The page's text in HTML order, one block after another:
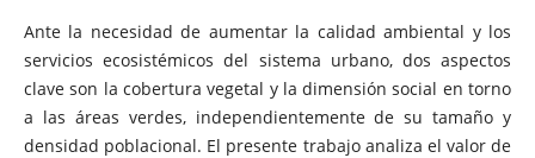
Ante la necesidad de aumentar la calidad ambiental y los
servicios ecosistémicos del sistema urbano, dos aspectos
clave son la cobertura vegetal y la dimensión social en torno
a las áreas verdes, independientemente de su tamaño y
densidad poblacional. El presente trabajo analiza el valor de